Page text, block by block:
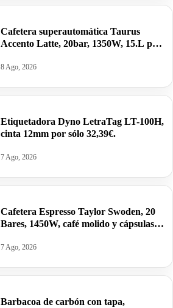
Cafetera superautomática Taurus
Accento Latte, 20bar, 1350W, 15.L por
8 Ago, 2026
Etiquetadora Dyno LetraTag LT-100H,
cinta 12mm por sólo 32,39€.
7 Ago, 2026
Cafetera Espresso Taylor Swoden, 20
Bares, 1450W, café molido y cápsulas
7 Ago, 2026
Barbacoa de carbón con tapa,